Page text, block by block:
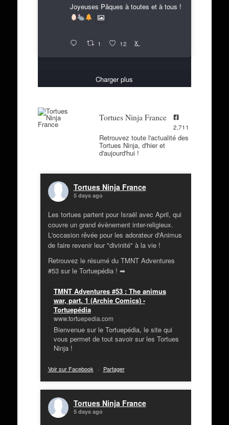
Joyeuses Pâques à toutes et à tous !
1 12 X
Charger plus
Tortues Ninja France
2,711
Retrouvez toute l'actualité des
Tortues Ninja, d'hier et
d'aujourd'hui !
Tortues Ninja France
5 days ago
Les tortues partent pour Israël avec April, qui
couvre un grand évènement inter-religieux.
L'occasion rêvée pour les adorateur d'Animus
de faire revenir leur "divinité" à la vie !
Retrouvez le résumé du TMNT Adventures
#53 sur le Tortuepédia ! ➡
TMNT Adventures #53 : The animus
war, part. 1 (Archie Comics) -
Tortuepédia
www.tortuepedia.com
Bienvenue sur le Tortuepédia, le site qui
vous permet de tout savoir sur les Tortues
Ninja !
Voir sur Facebook · Partager
Tortues Ninja France
5 days ago